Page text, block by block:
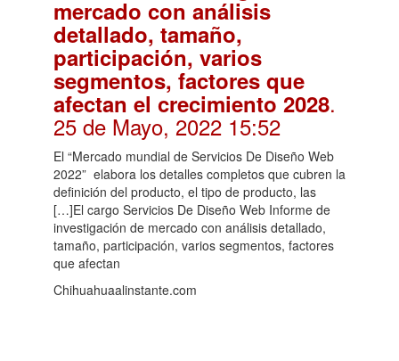
mercado con análisis
detallado, tamaño,
participación, varios
segmentos, factores que
afectan el crecimiento 2028.
25 de Mayo, 2022 15:52
El “Mercado mundial de Servicios De Diseño Web
2022” elabora los detalles completos que cubren la
definición del producto, el tipo de producto, las
[…]El cargo Servicios De Diseño Web Informe de
investigación de mercado con análisis detallado,
tamaño, participación, varios segmentos, factores
que afectan
Chihuahuaalinstante.com